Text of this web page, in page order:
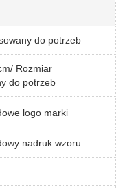
do potrzeb
Rozmiar
do potrzeb
logo marki
nadruk wzoru